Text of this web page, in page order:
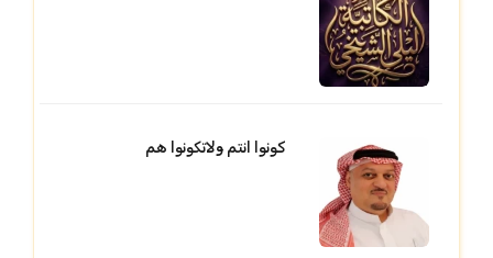
كونوا انتم ولاتكونوا هم